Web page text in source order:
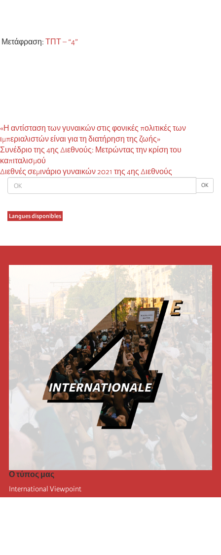
OK OK
Langues disponibles
Μετάφραση: ΤΠΤ – “4”
«Η αντίσταση των γυναικών στις φονικές πολιτικές των
ιμπεριαλιστών είναι για τη διατήρηση της ζωής»
Συνέδριο της 4ης Διεθνούς: Μετρώντας την κρίση του
καπιταλισμού
Διεθνές σεμινάριο γυναικών 2021 της 4ης Διεθνούς
Ο τύπος μας
International Viewpoint